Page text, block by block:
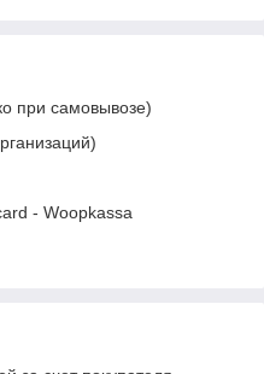
при самовывозе)
- Woopkassa